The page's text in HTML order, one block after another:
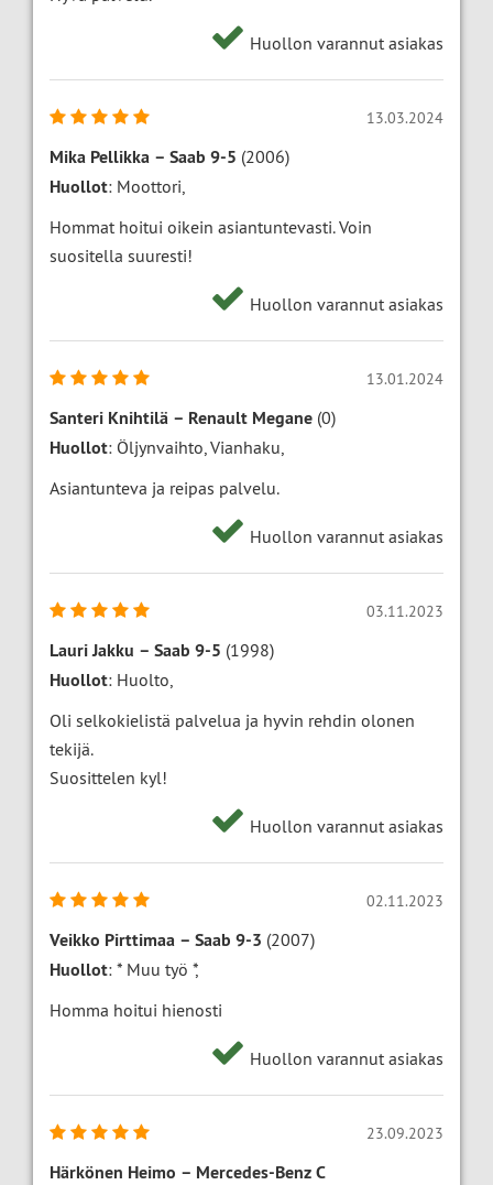
Huollon varannut asiakas
13.03.2024
Mika Pellikka – Saab 9-5 (2006)
Huollot: Moottori,
Hommat hoitui oikein asiantuntevasti. Voin
suositella suuresti!
Huollon varannut asiakas
13.01.2024
Santeri Knihtilä – Renault Megane (0)
Huollot: Öljynvaihto, Vianhaku,
Asiantunteva ja reipas palvelu.
Huollon varannut asiakas
03.11.2023
Lauri Jakku – Saab 9-5 (1998)
Huollot: Huolto,
Oli selkokielistä palvelua ja hyvin rehdin olonen
tekijä.
Suosittelen kyl!
Huollon varannut asiakas
02.11.2023
Veikko Pirttimaa – Saab 9-3 (2007)
Huollot: * Muu työ *,
Homma hoitui hienosti
Huollon varannut asiakas
23.09.2023
Härkönen Heimo – Mercedes-Benz C